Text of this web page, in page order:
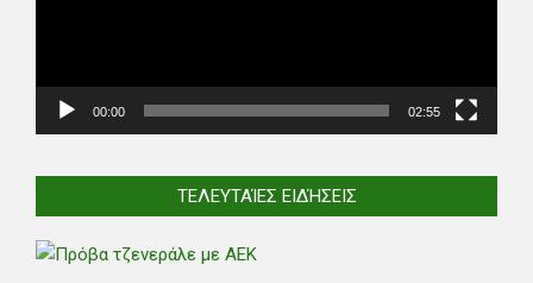
00:00 02:55
ΤΕΛΕΥΤΑΊΕΣ ΕΙΔΉΣΕΙΣ